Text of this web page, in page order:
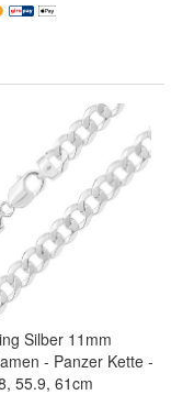
Silber 11mm
- Panzer Kette -
55.9, 61cm